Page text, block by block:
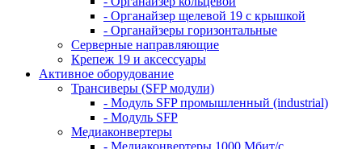
- Органайзер щелевой 19 с крышкой
- Органайзеры горизонтальные
Серверные направляющие
Крепеж 19 и аксессуары
Активное оборудование
Трансиверы (SFP модули)
- Модуль SFP промышленный (industrial)
- Модуль SFP
Медиаконвертеры
- Медиаконвертеры 1000 Мбит/с